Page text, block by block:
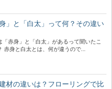
」と「白太」って何？その違い
「赤身」と「白太」があるって聞いたこ
赤身と白太とは、何が違うので...
材の違いは？フローリングで比